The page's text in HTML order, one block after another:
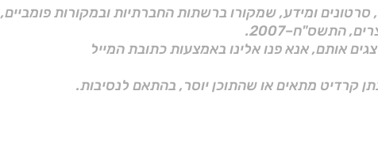
סרטונים ומידע, שמקורו ברשתות החברתיות ובמקורות פומביים,
אותם, אנא פנו אלינו באמצעות כתובת המייל
קרדיט מתאים או שהתוכן יוסר, בהתאם לנסיבות.